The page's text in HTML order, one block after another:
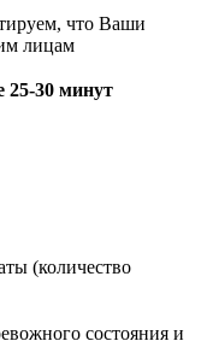
что Ваши
лицам
25-30 минут
(количество
состояния и